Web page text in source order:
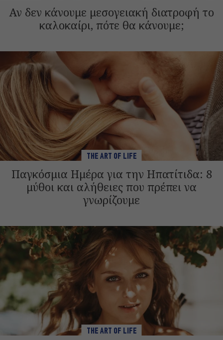
Αν δεν κάνουμε μεσογειακή διατροφή το
καλοκαίρι, πότε θα κάνουμε;
THE ART OF LIFE
Παγκόσμια Ημέρα για την Ηπατίτιδα: 8
μύθοι και αλήθειες που πρέπει να
γνωρίζουμε
THE ART OF LIFE